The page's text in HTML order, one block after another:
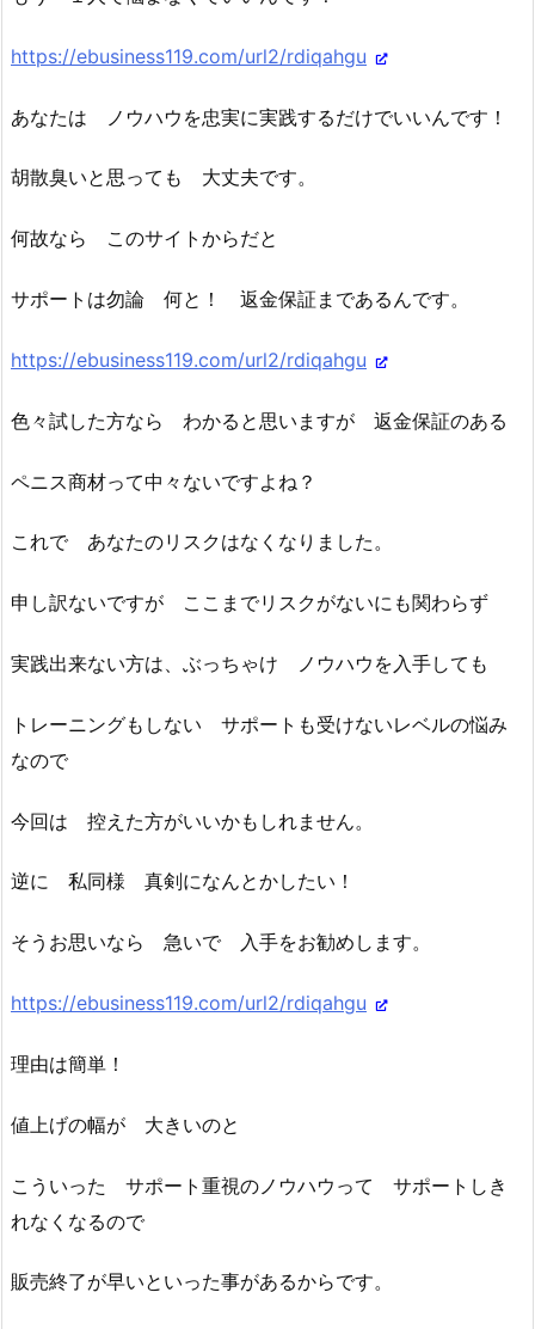
https://ebusiness119.com/url2/rdiqahgu
あなたは ノウハウを忠実に実践するだけでいいんです！
胡散臭いと思っても 大丈夫です。
何故なら このサイトからだと
サポートは勿論 何と！ 返金保証まであるんです。
https://ebusiness119.com/url2/rdiqahgu
色々試した方なら わかると思いますが 返金保証のある
ペニス商材って中々ないですよね？
これで あなたのリスクはなくなりました。
申し訳ないですが ここまでリスクがないにも関わらず
実践出来ない方は、ぶっちゃけ ノウハウを入手しても
トレーニングもしない サポートも受けないレベルの悩み
なので
今回は 控えた方がいいかもしれません。
逆に 私同様 真剣になんとかしたい！
そうお思いなら 急いで 入手をお勧めします。
https://ebusiness119.com/url2/rdiqahgu
理由は簡単！
値上げの幅が 大きいのと
こういった サポート重視のノウハウって サポートしき
れなくなるので
販売終了が早いといった事があるからです。